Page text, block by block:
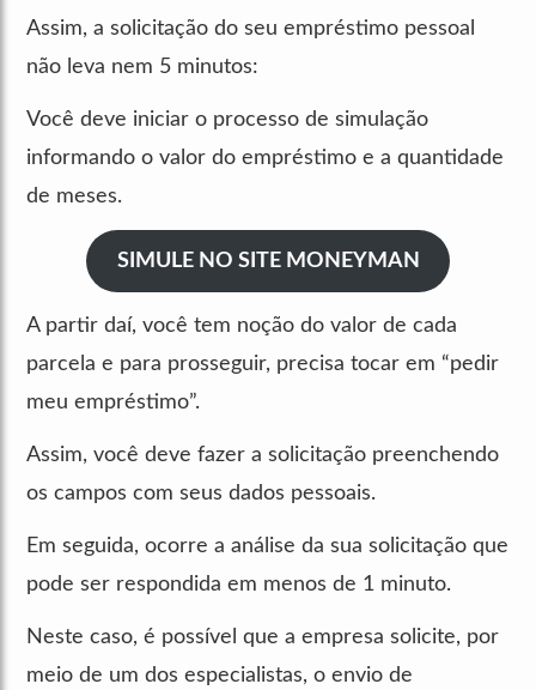
Assim, a solicitação do seu empréstimo pessoal
não leva nem 5 minutos:
Você deve iniciar o processo de simulação
informando o valor do empréstimo e a quantidade
de meses.
SIMULE NO SITE MONEYMAN
A partir daí, você tem noção do valor de cada
parcela e para prosseguir, precisa tocar em “pedir
meu empréstimo”.
Assim, você deve fazer a solicitação preenchendo
os campos com seus dados pessoais.
Em seguida, ocorre a análise da sua solicitação que
pode ser respondida em menos de 1 minuto.
Neste caso, é possível que a empresa solicite, por
meio de um dos especialistas, o envio de